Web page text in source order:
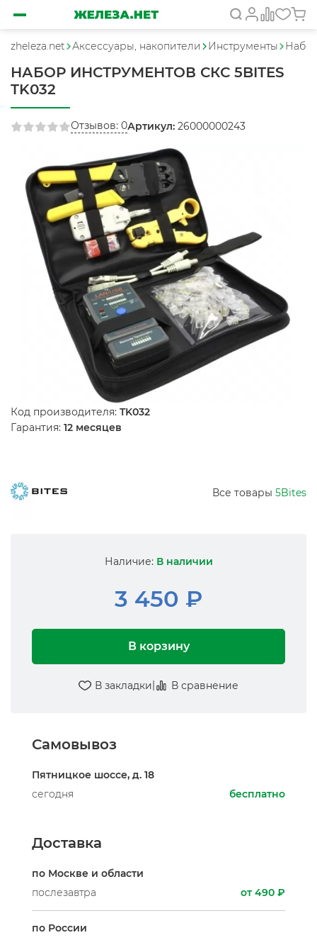
zheleza.net Аксессуары, накопители Инструменты
НАБОР ИНСТРУМЕНТОВ СКС 5BITES
TK032
Отзывов: 0Артикул: 26000000243
Код производителя: TK032
Гарантия: 12 месяцев
Все товары 5Bites
Наличие: В наличии
3 450 ₽
В корзину
В закладки| В сравнение
Самовывоз
Пятницкое шоссе, д. 18
сегодня
бесплатно
Доставка
по Москве и области
послезавтра
от 490 ₽
по России